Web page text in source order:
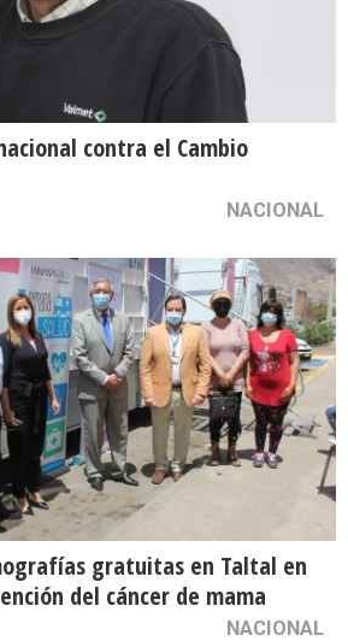
contra el Cambio
NACIONAL
gratuitas en Taltal en
del cáncer de mama
NACIONAL